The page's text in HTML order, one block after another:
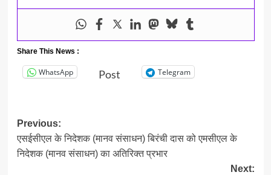
Share This News :
WhatsApp Post Telegram
Post
navigation
Previous:
एसईसीएल के निदेशक (मानव संसाधन) बिरंची दास को एमसीएल के
निदेशक (मानव संसाधन) का अतिरिक्त प्रभार
Next: